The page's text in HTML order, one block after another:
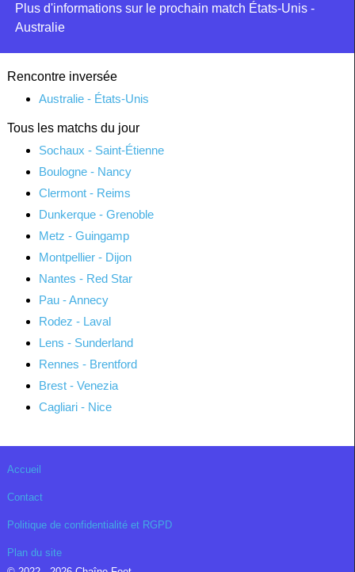
Plus d'informations sur le prochain match États-Unis -
Australie
Rencontre inversée
Australie - États-Unis
Tous les matchs du jour
Sochaux - Saint-Étienne
Boulogne - Nancy
Clermont - Reims
Dunkerque - Grenoble
Metz - Guingamp
Montpellier - Dijon
Nantes - Red Star
Pau - Annecy
Rodez - Laval
Lens - Sunderland
Rennes - Brentford
Brest - Venezia
Cagliari - Nice
Accueil
Contact
Politique de confidentialité et RGPD
Plan du site